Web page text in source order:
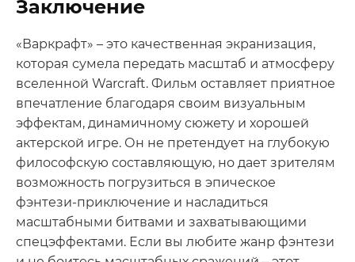
Заключение
«Варкрафт» – это качественная экранизация,
которая сумела передать масштаб и атмосферу
вселенной Warcraft. Фильм оставляет приятное
впечатление благодаря своим визуальным
эффектам, динамичному сюжету и хорошей
актерской игре. Он не претендует на глубокую
философскую составляющую, но дает зрителям
возможность погрузиться в эпическое
фэнтези-приключение и насладиться
масштабными битвами и захватывающими
спецэффектами. Если вы любите жанр фэнтези